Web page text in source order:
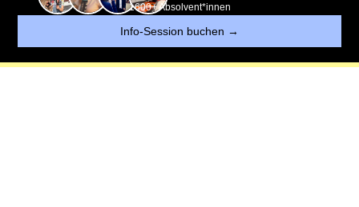
1600+ Absolvent*innen
Info-Session buchen →